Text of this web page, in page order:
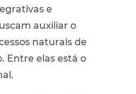
e
auxiliar o
naturais de
Entre elas está o